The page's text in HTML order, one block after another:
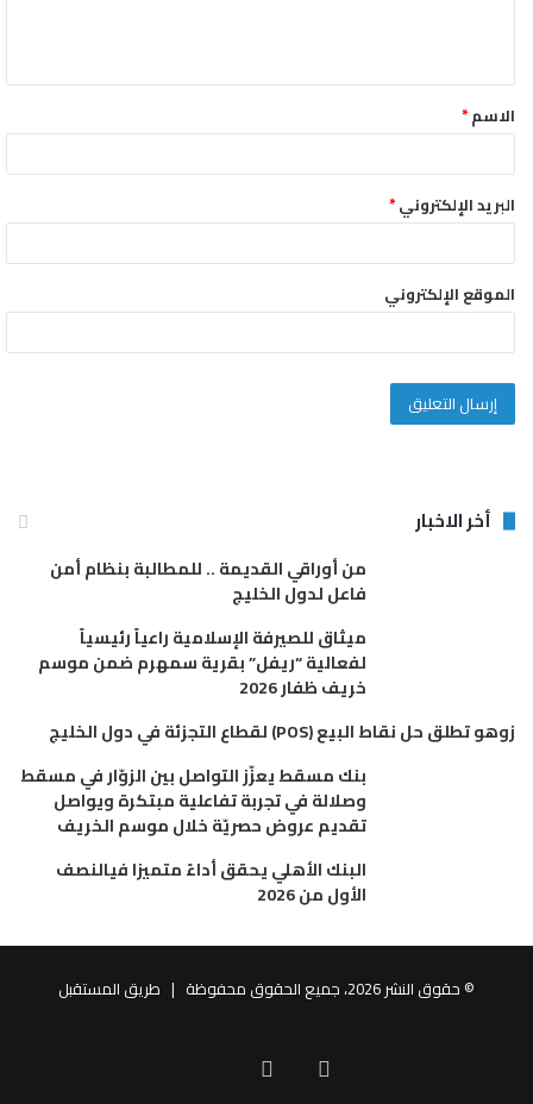
ق
*الاسم*
البريد الإلكتروني*
الموقع الإلكتروني
أخر الاخبار
من أوراقي القديمة .. للمطالبة بنظام أمن
فاعل لدول الخليج
ميثاق للصيرفة الإسلامية راعياً رئيسياً
لفعالية “ريفل” بقرية سمهرم ضمن موسم
خريف ظفار 2026
زوهو تطلق حل نقاط البيع (POS) لقطاع التجزئة في دول الخليج
بنك مسقط يعزّز التواصل بين الزوّار في مسقط
وصلالة في تجربة تفاعلية مبتكرة ويواصل
تقديم عروض حصريّة خلال موسم الخريف
البنك الأهلي يحقق أداءً متميزا فيالنصف
الأول من 2026
© حقوق النشر 2026، جميع الحقوق محفوظة | طريق المستقبل
فيسبوك